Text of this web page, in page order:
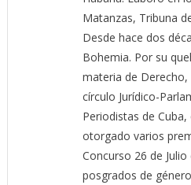
Matanzas, Tribuna
Desde hace dos
Bohemia. Por su
materia de
círculo Jurídico-
Periodistas de
otorgado varios
Concurso 26 de
posgrados de